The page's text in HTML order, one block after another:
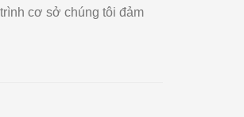
cơ sở chúng tôi đảm